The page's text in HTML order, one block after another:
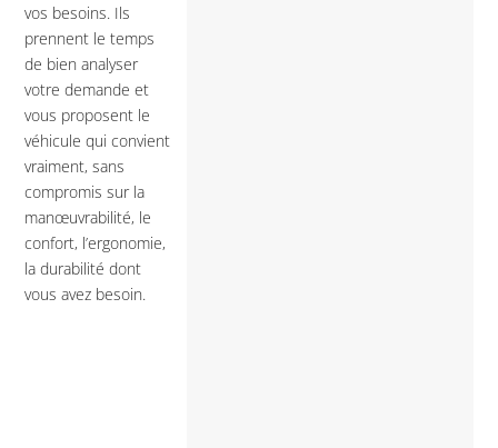
vos besoins. Ils
prennent le temps
de bien analyser
votre demande et
vous proposent le
véhicule qui convient
vraiment, sans
compromis sur la
manœuvrabilité, le
confort, l’ergonomie,
la durabilité dont
vous avez besoin.